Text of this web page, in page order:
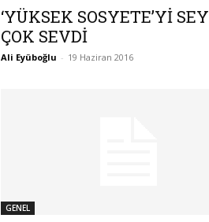
‘YÜKSEK SOSYETE’Yİ
ÇOK SEVDİ
Ali Eyüboğlu - 19 Haziran 2016
GENEL